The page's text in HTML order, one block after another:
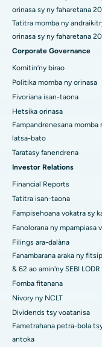
Hopitaly tsara
Hopitaly tsara
Hopitaly tsara
Hopitaly tsara
Hopitaly tsara
Hopitaly tsara
Hopitaly tsara
Kakinada
Hopitaly tsara
Hopitaly tsara
Hopitaly tsara
Hopitaly tsara
Hopitaly tsara
Hopitaly tsara
Hopitaly tsara
Polypectomy
Fampiroboroboana
Dialyse peritoneal
Biopsy voa
Parathyroidectomy
Cytoreductive
ERCP
orinasa sy ny faharetana
Tatitra momba ny
orinasa sy ny faharetana
Corporate Governance
Komitin’ny birao
Politika momba ny orinasa
Fivoriana isan-taona
Hetsika orinasa
Fampandrenesana momba
latsa-bato
Taratasy fanendrena
Investor Relations
Financial Reports
Tatitra isan-taona
Fampisehoana vokatra sy
Fanolorana ny mpampiasa
Filings ara-dalàna
Fanambarana araka ny
& 62 ao amin'ny SEBI LODR
Fomba fitanana
Nivory ny NCLT
Dividends tsy voatanisa
Fametrahana petra-bola
antoka